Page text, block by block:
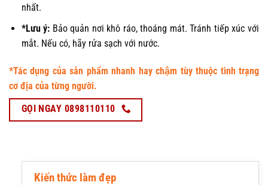
nhất.
*Lưu ý: Bảo quản nơi khô ráo, thoáng mát. Tránh tiếp xúc với
mắt. Nếu có, hãy rửa sạch với nước.
*Tác dụng của sản phẩm nhanh hay chậm tùy thuộc tình trạng
cơ địa của từng người.
GỌI NGAY 0898110110
Kiến thức làm đẹp